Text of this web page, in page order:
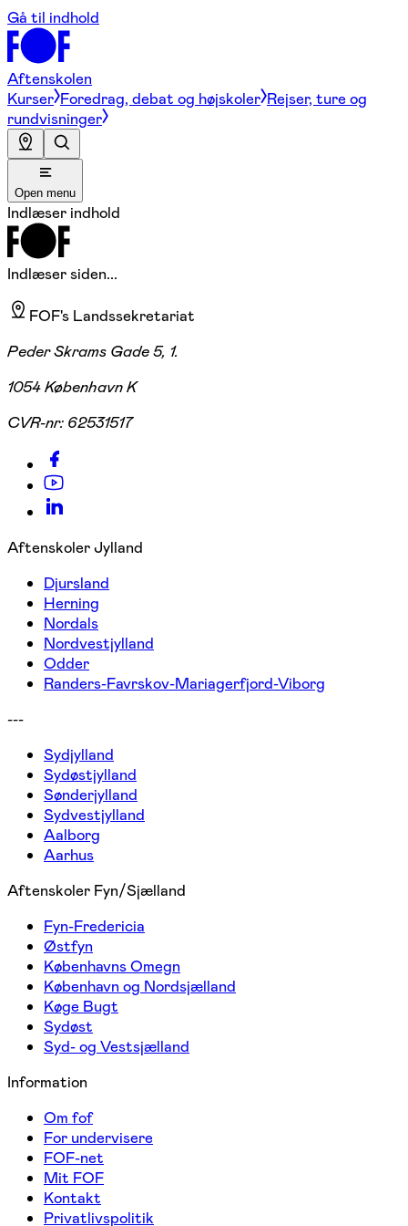
Gå til indhold
Aftenskolen
Kurser Foredrag, debat og højskoler Rejser, ture og
rundvisninger
Open menu
Indlæser indhold
Indlæser siden...
FOF's Landssekretariat
Peder Skrams Gade 5, 1.
1054 København K
CVR-nr: 62531517
Aftenskoler Jylland
Djursland
Herning
Nordals
Nordvestjylland
Odder
Randers-Favrskov-Mariagerfjord-Viborg
---
Sydjylland
Sydøstjylland
Sønderjylland
Sydvestjylland
Aalborg
Aarhus
Aftenskoler Fyn/Sjælland
Fyn-Fredericia
Østfyn
Københavns Omegn
København og Nordsjælland
Køge Bugt
Sydøst
Syd- og Vestsjælland
Information
Om fof
For undervisere
FOF-net
Mit FOF
Kontakt
Privatlivspolitik